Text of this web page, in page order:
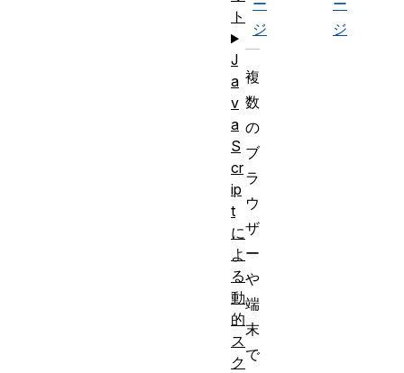
ジ
ジ
複
数
の
ブ
ラ
ウ
ザ
ー
や
端
末
で
ト
J
a
v
a
S
cr
ip
t
に
よ
る
動
的
ス
ク